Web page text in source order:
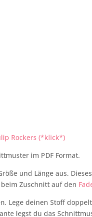
Rockers (*klick*)
im PDF Format.
und Länge aus.
Zuschnitt auf den
Lege deinen Stoff
legst du das